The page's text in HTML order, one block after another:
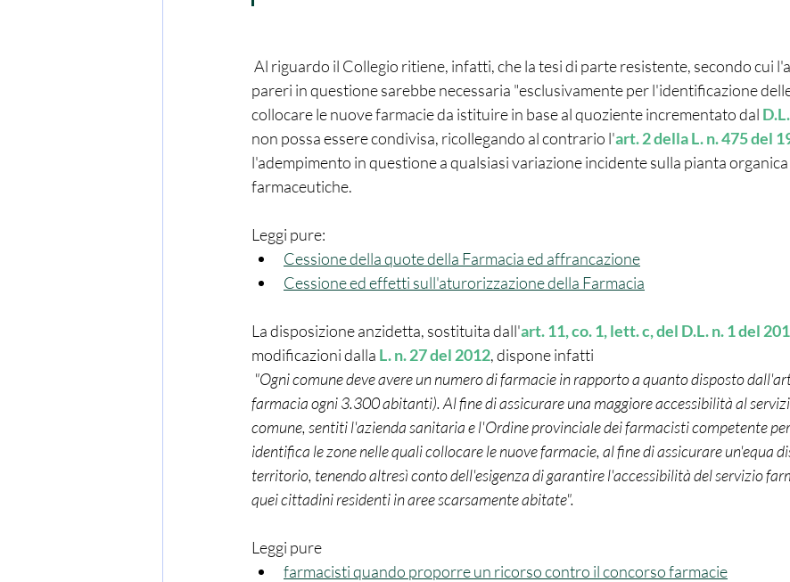
pareri in questione sarebbe necessaria "esclusivamente per l'identificazione
collocare le nuove farmacie da istituire in base al quoziente incrementato dal
non possa essere condivisa, ricollegando al contrario l'art. 2 della L. n. 475 del
l'adempimento in questione a qualsiasi variazione incidente sulla pianta organica
farmaceutiche.
Leggi pure:
Cessione della quote della Farmacia ed affrancazione
Cessione ed effetti sull'aturorizzazione della Farmacia
La disposizione anzidetta, sostituita dall'art. 11, co. 1, lett. c, del D.L. n. 1 del
modificazioni dalla L. n. 27 del 2012, dispone infatti
farmacia ogni 3.300 abitanti). Al fine di assicurare una maggiore accessibilità al
comune, sentiti l'azienda sanitaria e l'Ordine provinciale dei farmacisti competente
identifica le zone nelle quali collocare le nuove farmacie, al fine di assicurare un'equa
territorio, tenendo altresì conto dell'esigenza di garantire l'accessibilità del servizio
quei cittadini residenti in aree scarsamente abitate".
Leggi pure
farmacisti quando proporre un ricorso contro il concorso farmacie